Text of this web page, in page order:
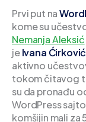
Prvi put na
kome su
Nemanja Aleksić
jeIvana Ćirković
aktivno
tokom čitavog
su da pronađu
WordPress
komšijin mali za